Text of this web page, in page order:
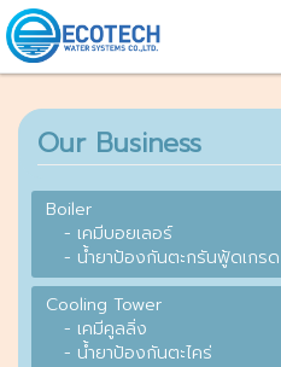
Our Business
Boiler
- เคมีบอยเลอร์
- น้ำยาป้องกันตะกรันฟู้ดเกรด
Cooling Tower
- เคมีคูลลิ่ง
- น้ำยาป้องกันตะไคร่